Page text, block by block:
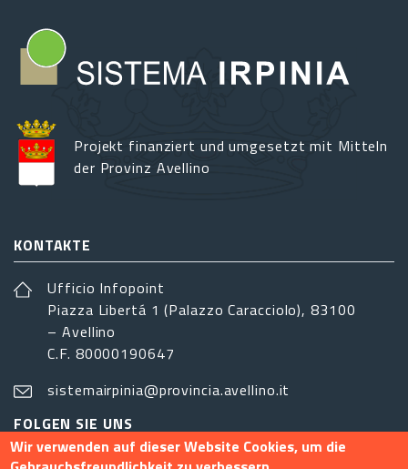
Projekt finanziert und umgesetzt mit Mitteln
der Provinz Avellino
KONTAKTE
Ufficio Infopoint
Piazza Libertá 1 (Palazzo Caracciolo), 83100
– Avellino
C.F. 80000190647
sistemairpinia@provincia.avellino.it
FOLGEN SIE UNS
Wir verwenden auf dieser Website Cookies, um die